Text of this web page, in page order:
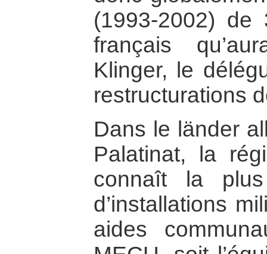
(1993-2002)
français
Klinger, le
restructurations
Dans le länder
Palatinat, la
connaît la
d’installations
aides